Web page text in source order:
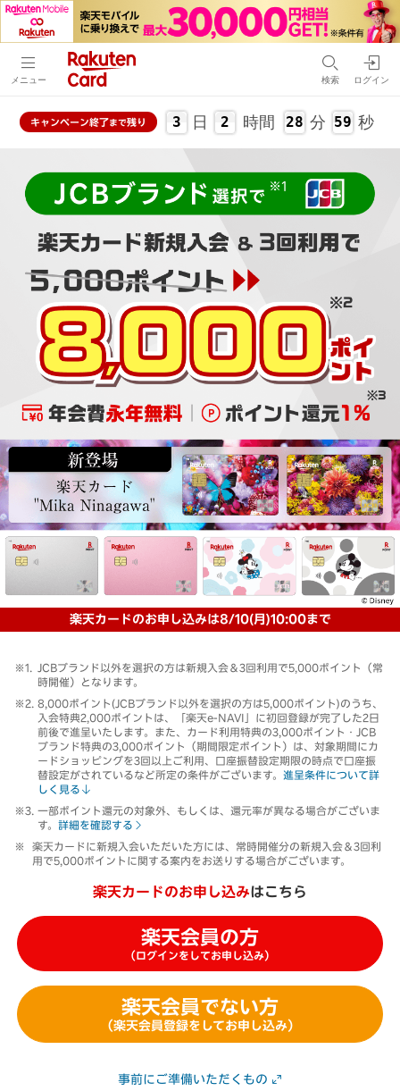
メニュー 検索 ログイン
キャンペーン終了まで残り 3 日 2 時間 28 分 58 秒
楽天カードのお申し込みは8/10(月)10:00まで
JCBブランド以外を選択の方は新規入会＆3回利用で5,000ポイント（常
時開催）となります。
8,000ポイント(JCBブランド以外を選択の方は5,000ポイント)のうち、
入会特典2,000ポイントは、「楽天e-NAVI」に初回登録が完了した2日
前後で進呈いたします。また、カード利用特典の3,000ポイント・JCB
ブランド特典の3,000ポイント（期間限定ポイント）は、対象期間にカ
ードショッピングを3回以上ご利用、口座振替設定期限の時点で口座振
替設定がされているなど所定の条件がございます。 進呈条件について詳
しく見る
一部ポイント還元の対象外、もしくは、還元率が異なる場合がございま
す。 詳細を確認する
楽天カードに新規入会いただいた方には、常時開催分の新規入会＆3回利
用で5,000ポイントに関する案内をお送りする場合がございます。
楽天カードのお申し込みはこちら
楽天会員の方
（ログインをしてお申し込み）
楽天会員でない方
（楽天会員登録をしてお申し込み）
事前にご準備いただくもの